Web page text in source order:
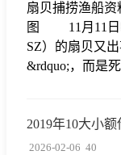
扇贝捕捞渔船
图 11月11日晚
SZ）的扇贝又
&rdquo;，而
2019年10大小
2026-02-06 40